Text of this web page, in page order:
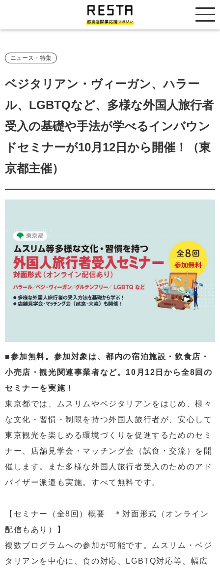
居抜き売却市場
ニュース・特集
ベジタリアン・ヴィーガン、ハラー
ル、LGBTQなど、多様な外国人旅行者
受入の基礎や手法が学べるインバウン
ドセミナーが10月12日から開催！（東
京都主催）
■参加無料。参加対象は、都内の宿泊施設・飲食店・
小売店・観光関連事業者など。10月12日から全8回の
セミナーを実施！
東京都では、ムスリムやベジタリアンをはじめ、様々
な文化・習慣・制限を持つ外国人旅行者が、安心して
東京観光を楽しめる環境づくりを促進するためのセミ
ナー、店舗見学会・マッチング会（試食・交流）を開
催します。また多様な外国人旅行者受入のためのアド
バイザー派遣も実施。すべて無料です。
【セミナー（全8回）概要 ＊対面形式（オンライン
配信もあり）】
複数プログラムへの参加が可能です。ムスリム・ベジ
タリアンを中心に、食の対応、LGBTQ対応等、幅広